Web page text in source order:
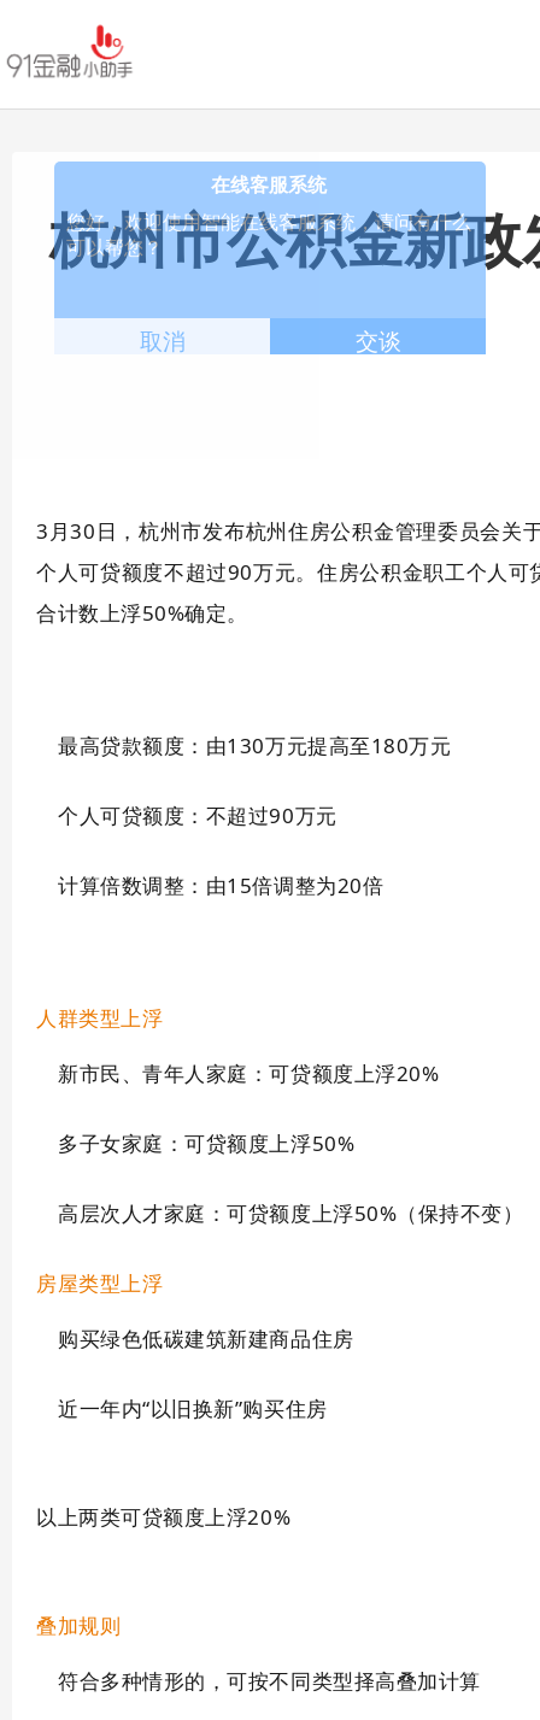
杭州市公积金新
3月30日，杭州市发布杭州住房公积金管理委员会关
个人可贷额度不超过90万元。住房公积金职工个人
合计数上浮50%确定。
最高贷款额度：由130万元提高至180万元
个人可贷额度：不超过90万元
计算倍数调整：由15倍调整为20倍
人群类型上浮
新市民、青年人家庭：可贷额度上浮20%
多子女家庭：可贷额度上浮50%
高层次人才家庭：可贷额度上浮50%（保持不变）
房屋类型上浮
购买绿色低碳建筑新建商品住房
近一年内“以旧换新”购买住房
以上两类可贷额度上浮20%
叠加规则
符合多种情形的，可按不同类型择高叠加计算